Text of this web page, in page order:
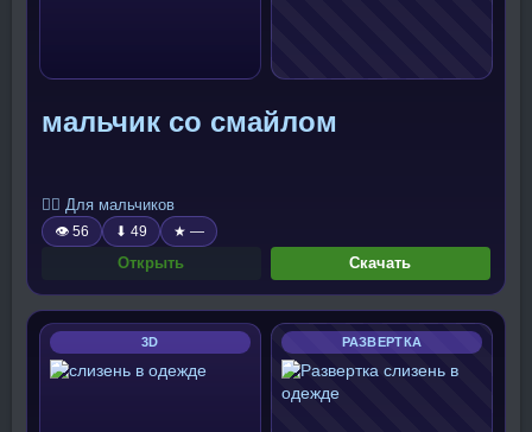
мальчик со смайлом
🧍‍♂️ Для мальчиков
👁 56 ⬇ 49 ★ —
Открыть Скачать
3D РАЗВЕРТКА